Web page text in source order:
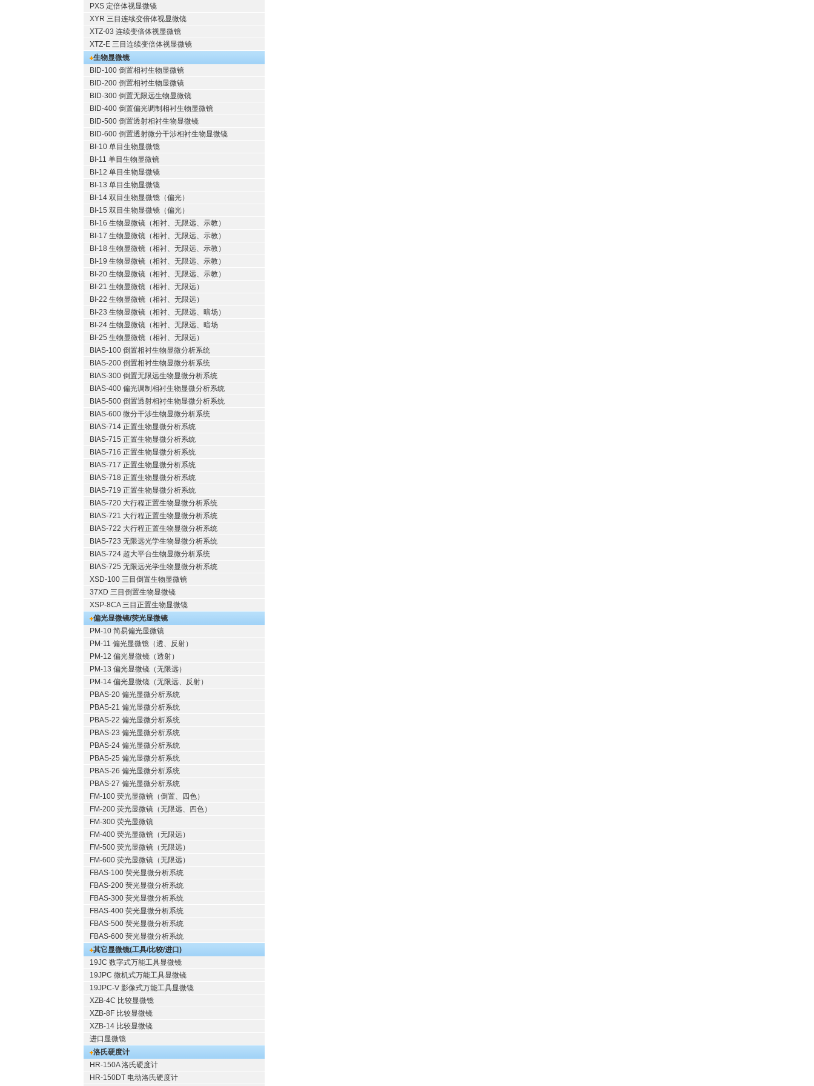
PXS 定倍体视显微镜
XYR 三目连续变倍体视显微镜
XTZ-03 连续变倍体视显微镜
XTZ-E 三目连续变倍体视显微镜
生物显微镜
BID-100 倒置相衬生物显微镜
BID-200 倒置相衬生物显微镜
BID-300 倒置无限远生物显微镜
BID-400 倒置偏光调制相衬生物显微镜
BID-500 倒置透射相衬生物显微镜
BID-600 倒置透射微分干涉相衬生物显微镜
BI-10 单目生物显微镜
BI-11 单目生物显微镜
BI-12 单目生物显微镜
BI-13 单目生物显微镜
BI-14 双目生物显微镜（偏光）
BI-15 双目生物显微镜（偏光）
BI-16 生物显微镜（相衬、无限远、示教）
BI-17 生物显微镜（相衬、无限远、示教）
BI-18 生物显微镜（相衬、无限远、示教）
BI-19 生物显微镜（相衬、无限远、示教）
BI-20 生物显微镜（相衬、无限远、示教）
BI-21 生物显微镜（相衬、无限远）
BI-22 生物显微镜（相衬、无限远）
BI-23 生物显微镜（相衬、无限远、暗场）
BI-24 生物显微镜（相衬、无限远、暗场
BI-25 生物显微镜（相衬、无限远）
BIAS-100 倒置相衬生物显微分析系统
BIAS-200 倒置相衬生物显微分析系统
BIAS-300 倒置无限远生物显微分析系统
BIAS-400 偏光调制相衬生物显微分析系统
BIAS-500 倒置透射相衬生物显微分析系统
BIAS-600 微分干涉生物显微分析系统
BIAS-714 正置生物显微分析系统
BIAS-715 正置生物显微分析系统
BIAS-716 正置生物显微分析系统
BIAS-717 正置生物显微分析系统
BIAS-718 正置生物显微分析系统
BIAS-719 正置生物显微分析系统
BIAS-720 大行程正置生物显微分析系统
BIAS-721 大行程正置生物显微分析系统
BIAS-722 大行程正置生物显微分析系统
BIAS-723 无限远光学生物显微分析系统
BIAS-724 超大平台生物显微分析系统
BIAS-725 无限远光学生物显微分析系统
XSD-100 三目倒置生物显微镜
37XD 三目倒置生物显微镜
XSP-8CA 三目正置生物显微镜
偏光显微镜/荧光显微镜
PM-10 简易偏光显微镜
PM-11 偏光显微镜（透、反射）
PM-12 偏光显微镜（透射）
PM-13 偏光显微镜（无限远）
PM-14 偏光显微镜（无限远、反射）
PBAS-20 偏光显微分析系统
PBAS-21 偏光显微分析系统
PBAS-22 偏光显微分析系统
PBAS-23 偏光显微分析系统
PBAS-24 偏光显微分析系统
PBAS-25 偏光显微分析系统
PBAS-26 偏光显微分析系统
PBAS-27 偏光显微分析系统
FM-100 荧光显微镜（倒置、四色）
FM-200 荧光显微镜（无限远、四色）
FM-300 荧光显微镜
FM-400 荧光显微镜（无限远）
FM-500 荧光显微镜（无限远）
FM-600 荧光显微镜（无限远）
FBAS-100 荧光显微分析系统
FBAS-200 荧光显微分析系统
FBAS-300 荧光显微分析系统
FBAS-400 荧光显微分析系统
FBAS-500 荧光显微分析系统
FBAS-600 荧光显微分析系统
其它显微镜(工具/比较/进口)
19JC 数字式万能工具显微镜
19JPC 微机式万能工具显微镜
19JPC-V 影像式万能工具显微镜
XZB-4C 比较显微镜
XZB-8F 比较显微镜
XZB-14 比较显微镜
进口显微镜
洛氏硬度计
HR-150A 洛氏硬度计
HR-150DT 电动洛氏硬度计